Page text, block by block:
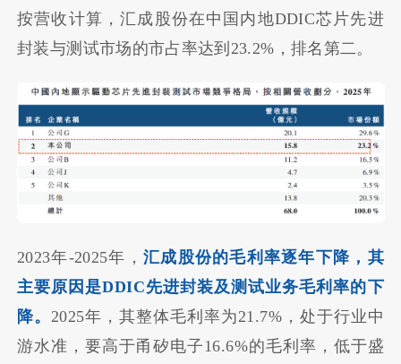
按营收计算，汇成股份在中国内地DDIC芯片先进
封装与测试市场的市占率达到23.2%，排名第二。
2023年-2025年， 汇成股份的毛利率逐年下降，其
主要原因是DDIC先进封装及测试业务毛利率的下
降。 2025年，其整体毛利率为21.7%，处于行业中
游水准，要高于甬矽电子16.6%的毛利率，低于盛